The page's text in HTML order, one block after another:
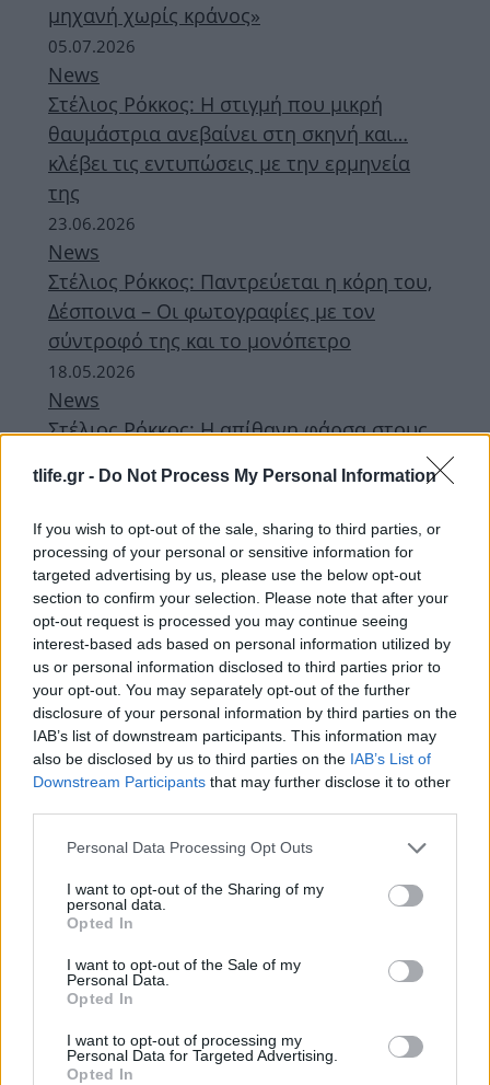
tlife.gr - Do Not Process My Personal Information
If you wish to opt-out of the sale, sharing to third parties, or
processing of your personal or sensitive information for
targeted advertising by us, please use the below opt-out
section to confirm your selection. Please note that after your
opt-out request is processed you may continue seeing
interest-based ads based on personal information utilized by
us or personal information disclosed to third parties prior to
your opt-out. You may separately opt-out of the further
disclosure of your personal information by third parties on the
IAB’s list of downstream participants. This information may
also be disclosed by us to third parties on the IAB’s List of
Downstream Participants that may further disclose it to other
Please note that this website/app uses one or more Google
not limited to your visit or usage behaviour. You may click to
grant or deny consent to Google and its third-party tags to
use your data for below specified purposes in below Google
consent section.
Personal Data Processing Opt Outs
I want to opt-out of the Sharing of my
personal data.
Opted In
I want to opt-out of the Sale of my
Personal Data.
Opted In
I want to opt-out of processing my
Personal Data for Targeted Advertising.
Opted In
μηχανή χωρίς κράνος»
05.07.2026
News
Στέλιος Ρόκκος: Η στιγμή που μικρή
θαυμάστρια ανεβαίνει στη σκηνή και…
κλέβει τις εντυπώσεις με την ερμηνεία
της
23.06.2026
News
Στέλιος Ρόκκος: Παντρεύεται η κόρη του,
Δέσποινα – Οι φωτογραφίες με τον
σύντροφό της και το μονόπετρο
18.05.2026
News
Στέλιος Ρόκκος: Η απίθανη φάρσα στους
δρόμους της Ιταλίας – Προσποιήθηκε τον
ζητιάνο – Βίντεο
ΔΙΑΦΗΜΙΣΗ
Media
Στέλιος Ρόκκος: «Θα ήμουν ο χειρότερος
πατέρας αν ήμουν δίπλα στα παιδιά μου»
προσωπική του ζωή
13.01.2026
News
Στέλιος Ρόκκος: Ο θάνατος των αδελφών